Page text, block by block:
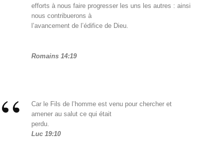
efforts à nous faire progresser les uns les autres : ainsi
nous contribuerons à
l’avancement de l’édifice de Dieu.
Romains 14:19
Car le Fils de l’homme est venu pour chercher et
amener au salut ce qui était
perdu.
Luc 19:10